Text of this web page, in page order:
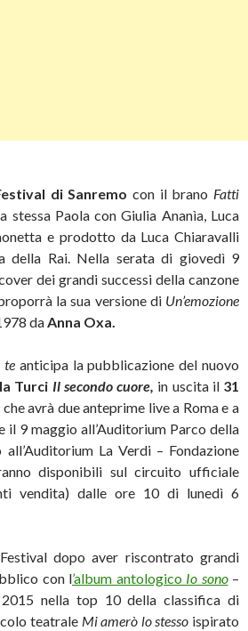
di Sanremo con il brano Fatti
stessa Paola con Giulia Ananìa, Luca
e prodotto da Luca Chiaravalli
della Rai. Nella serata di giovedì 9
dei grandi successi della canzone
la sua versione di Un’emozione
da Anna Oxa.
te anticipa la pubblicazione del nuovo
Turci Il secondo cuore, in uscita il 31
avrà due anteprime live a Roma e a
il 9 maggio all’Auditorium Parco della
La Verdi – Fondazione
disponibili sul circuito ufficiale
vendita) dalle ore 10 di lunedì 6
dopo aver riscontrato grandi
con l’album antologico Io sono–
nella top 10 della classifica di
teatrale Mi amerò lo stesso ispirato